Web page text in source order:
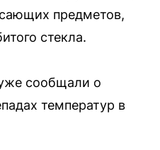
предметов,
стекла.
сообщали о
температур в